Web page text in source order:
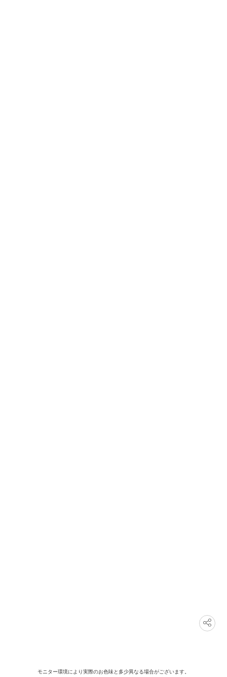
モニター環境により実際のお色味と多少異なる場合がございます。